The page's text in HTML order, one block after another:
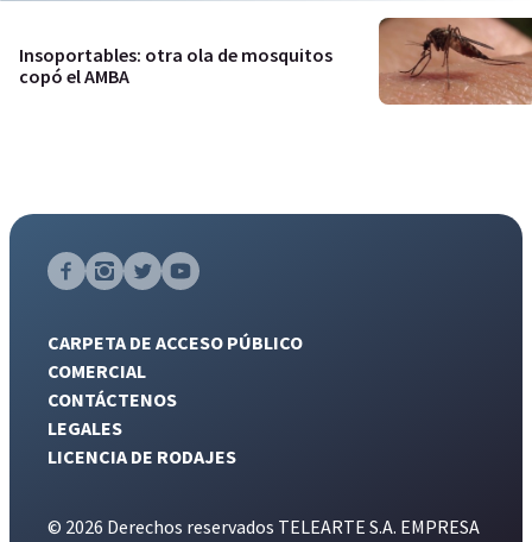
Insoportables: otra ola de mosquitos
copó el AMBA
CARPETA DE ACCESO PÚBLICO
COMERCIAL
CONTÁCTENOS
LEGALES
LICENCIA DE RODAJES
© 2026 Derechos reservados TELEARTE S.A. EMPRESA